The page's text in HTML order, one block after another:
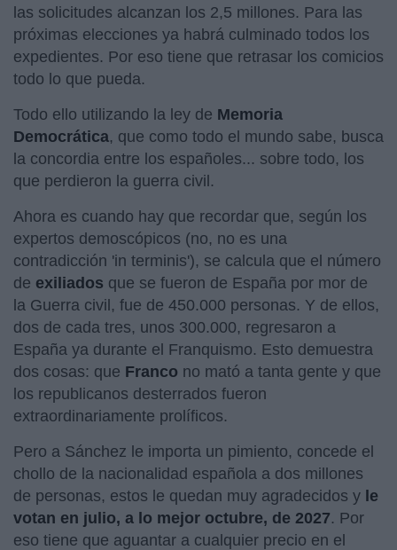
las solicitudes alcanzan los 2,5 millones. Para las
próximas elecciones ya habrá culminado todos los
expedientes. Por eso tiene que retrasar los comicios
todo lo que pueda.
Todo ello utilizando la ley de Memoria
Democrática, que como todo el mundo sabe, busca
la concordia entre los españoles... sobre todo, los
que perdieron la guerra civil.
Ahora es cuando hay que recordar que, según los
expertos demoscópicos (no, no es una
contradicción 'in terminis'), se calcula que el número
de exiliados que se fueron de España por mor de
la Guerra civil, fue de 450.000 personas. Y de ellos,
dos de cada tres, unos 300.000, regresaron a
España ya durante el Franquismo. Esto demuestra
dos cosas: que Franco no mató a tanta gente y que
los republicanos desterrados fueron
extraordinariamente prolíficos.
Pero a Sánchez le importa un pimiento, concede el
chollo de la nacionalidad española a dos millones
de personas, estos le quedan muy agradecidos y le
votan en julio, a lo mejor octubre, de 2027. Por
eso tiene que aguantar a cualquier precio en el